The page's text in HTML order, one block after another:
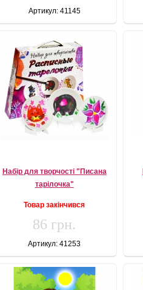
Артикул: 41145
Набір для творчості "Писана
тарілочка"
Товар закінчився
86 грн.
Артикул: 41253